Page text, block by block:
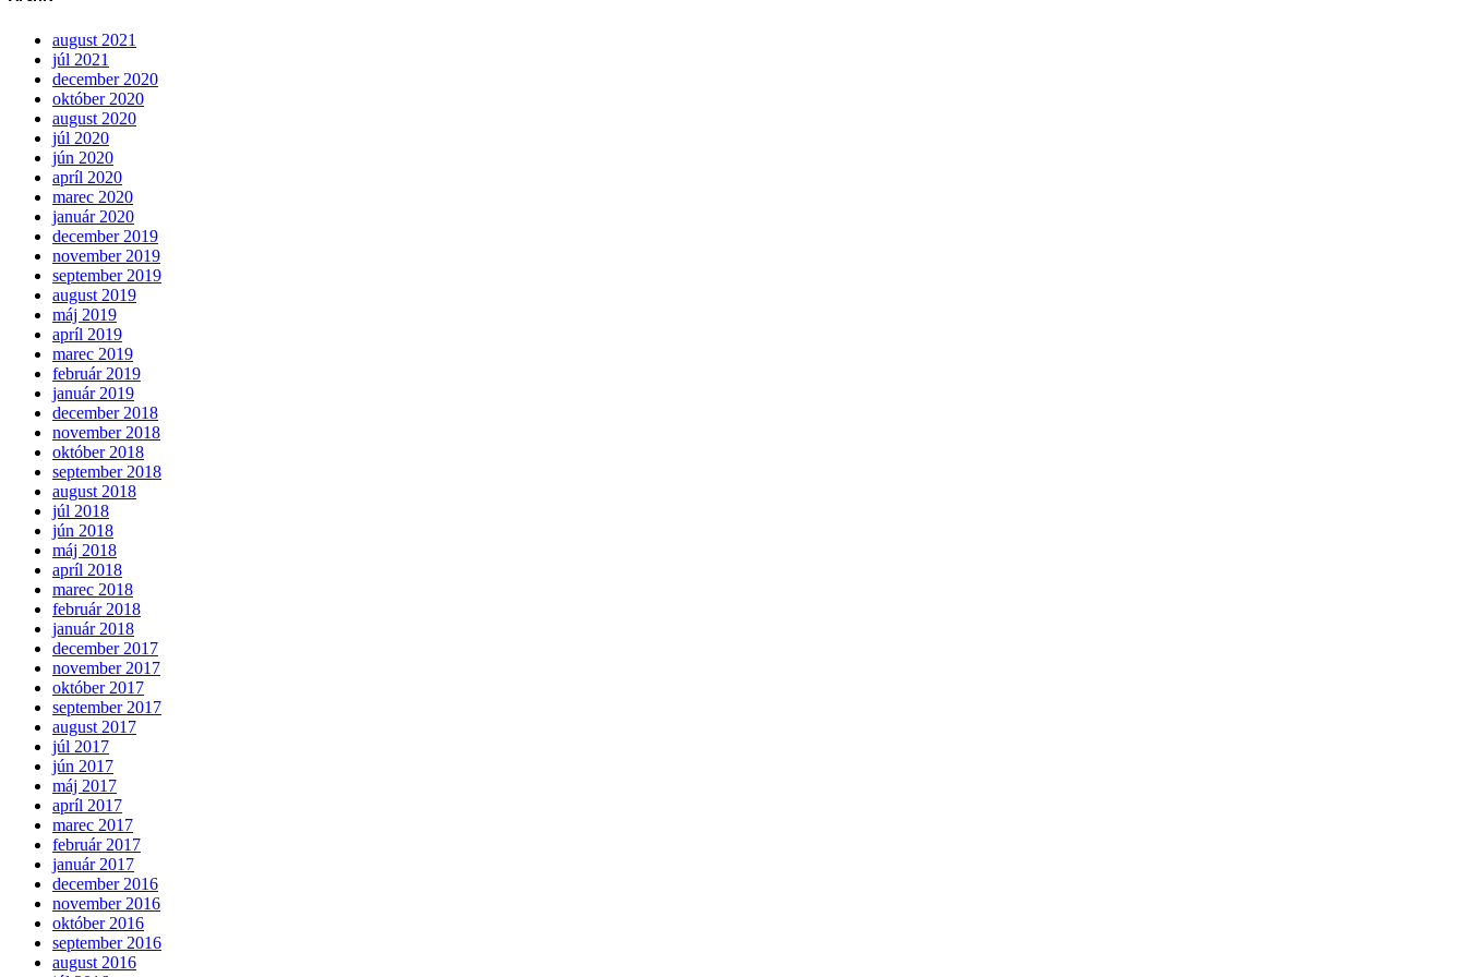
august 2021
júl 2021
december 2020
október 2020
august 2020
júl 2020
jún 2020
apríl 2020
marec 2020
január 2020
december 2019
november 2019
september 2019
august 2019
máj 2019
apríl 2019
marec 2019
február 2019
január 2019
december 2018
november 2018
október 2018
september 2018
august 2018
júl 2018
jún 2018
máj 2018
apríl 2018
marec 2018
február 2018
január 2018
december 2017
november 2017
október 2017
september 2017
august 2017
júl 2017
jún 2017
máj 2017
apríl 2017
marec 2017
február 2017
január 2017
december 2016
november 2016
október 2016
september 2016
august 2016